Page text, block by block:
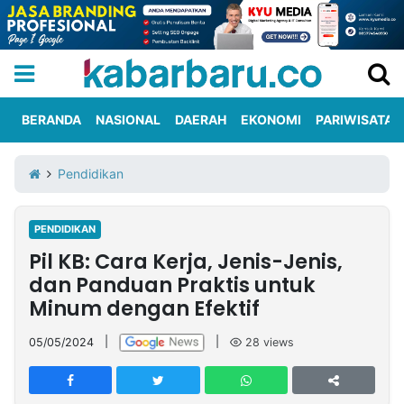
Iklan
Berita
Kami
Nasional
International
Olahraga
Entertainment
Daerah
Pariwisata
Kuliner
Kolom
Network
PT
TREETAN
BERANDA NASIONAL DAERAH EKONOMI PARIWISATA
Pendidikan
PENDIDIKAN
Pil KB: Cara Kerja, Jenis-Jenis,
dan Panduan Praktis untuk
Minum dengan Efektif
05/05/2024 28 views